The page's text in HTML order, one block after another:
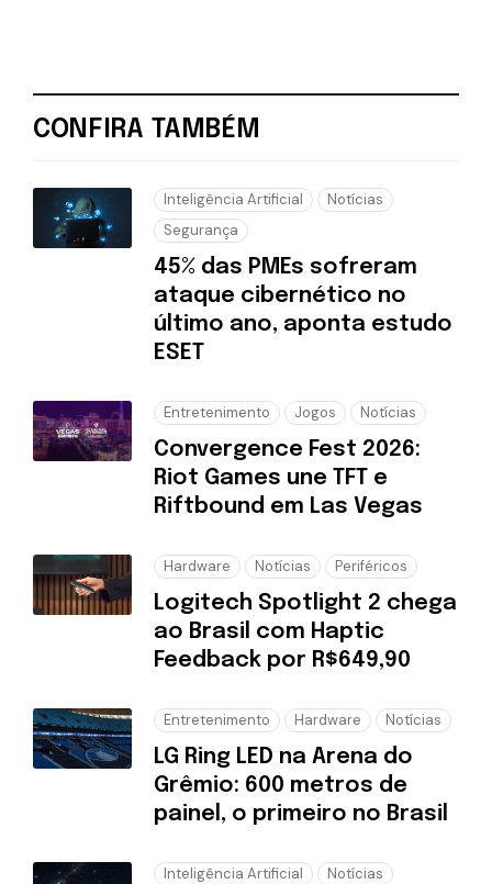
CONFIRA TAMBÉM
Inteligência Artificial
Notícias
Segurança
45% das PMEs sofreram
ataque cibernético no
último ano, aponta estudo
ESET
Entretenimento Jogos Notícias
Convergence Fest 2026:
Riot Games une TFT e
Riftbound em Las Vegas
Hardware Notícias Periféricos
Logitech Spotlight 2 chega
ao Brasil com Haptic
Feedback por R$649,90
Entretenimento Hardware Notícias
LG Ring LED na Arena do
Grêmio: 600 metros de
painel, o primeiro no Brasil
Inteligência Artificial
Notícias